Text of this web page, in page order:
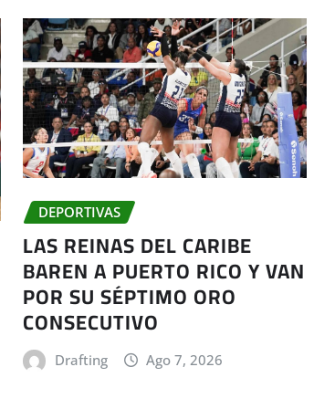
DEPORTIVAS
LAS REINAS DEL CARIBE
BAREN A PUERTO RICO Y VAN
POR SU SÉPTIMO ORO
CONSECUTIVO
Drafting Ago 7, 2026